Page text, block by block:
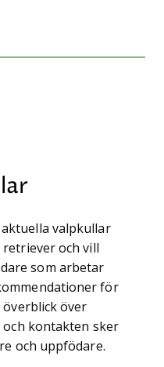
valpkullar
och vill
som arbetar
för
överblick över
kontakten sker
och uppfödare.